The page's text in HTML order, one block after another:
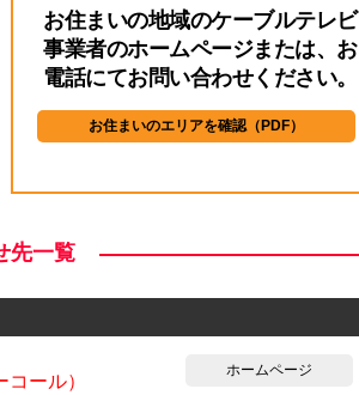
お住まいの地域のケーブルテレビ
事業者のホームページまたは、お
電話にてお問い合わせください。
お住まいのエリアを確認（PDF）
先一覧
コール）
ホームページ